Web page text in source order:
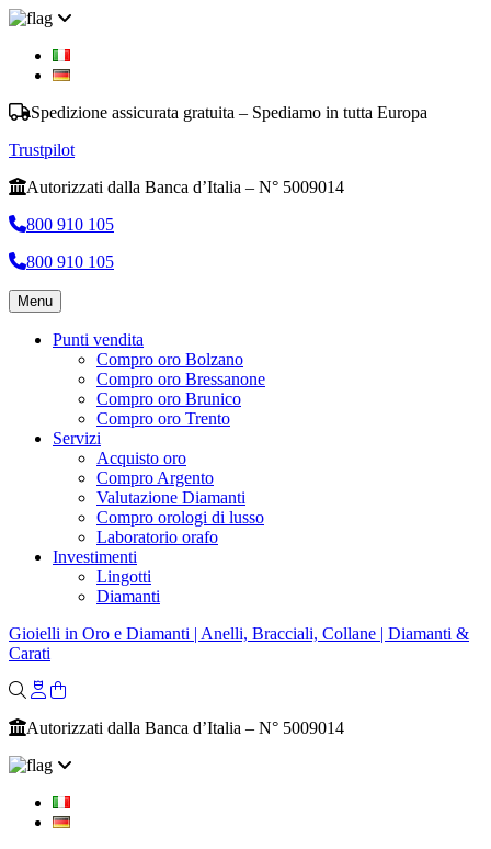
Spedizione assicurata gratuita – Spediamo in tutta Europa
Trustpilot
Autorizzati dalla Banca d’Italia – N° 5009014
800 910 105
800 910 105
Menu
Punti vendita
Compro oro Bolzano
Compro oro Bressanone
Compro oro Brunico
Compro oro Trento
Servizi
Acquisto oro
Compro Argento
Valutazione Diamanti
Compro orologi di lusso
Laboratorio orafo
Investimenti
Lingotti
Diamanti
Gioielli in Oro e Diamanti | Anelli, Bracciali, Collane | Diamanti &
Carati
Autorizzati dalla Banca d’Italia – N° 5009014